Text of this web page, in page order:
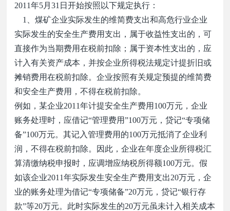
2011年5月31 日开始按照以下规定执行：
1
、煤矿企业实际发生的维简费支出和高危行业企业
实际发生的安全生产费用支出，属于收益性支出的，可
直接作为当期费用在税前扣除；属于资本性支出的，应
计入有关资产成本，并按企业所得税法规定计提折旧或
摊销费用在税前扣除。企业按照有关规定预提的维简费
和安全生产费用，不得在税前扣除。
例如，某企业2011年计提安全生产费用 100万元，企业
账务处理时，应借记“管理费用”100万元，贷记“专项储
备”100万元。其记入管理费用的100万元抵消了企业利
润，不得在税前扣除。因此，企业在年度企业所得税汇
算清缴纳税申报时，应调增应纳税所得额100万元。假
如该企业2011年实际发生安全生产费用支出20万元，企
业的账务处理为借记“专项储备”20万元，贷记“银行存
款”等20万元。此时实际发生的20万元虽未计入相关成本